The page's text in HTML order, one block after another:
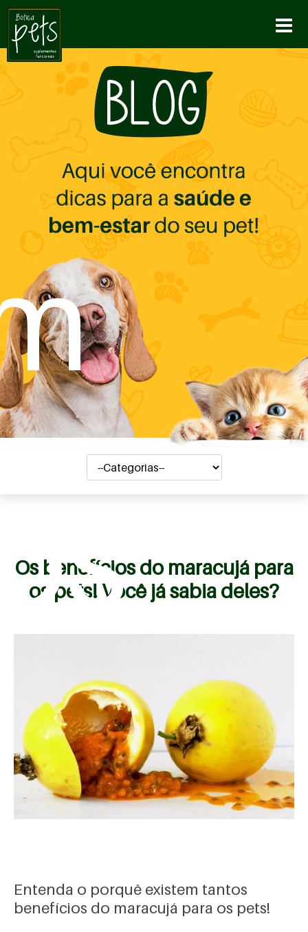
Os benefícios do maracujá para
os pets! Você já sabia deles?
Entenda o porquê existem tantos
benefícios do maracujá para os pets!